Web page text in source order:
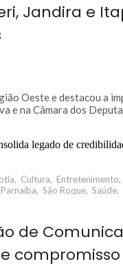
Jandira e
Oeste e destacou a
e na Câmara dos
, Cultura, Entretenimento,
, São Roque, Saúde,
de